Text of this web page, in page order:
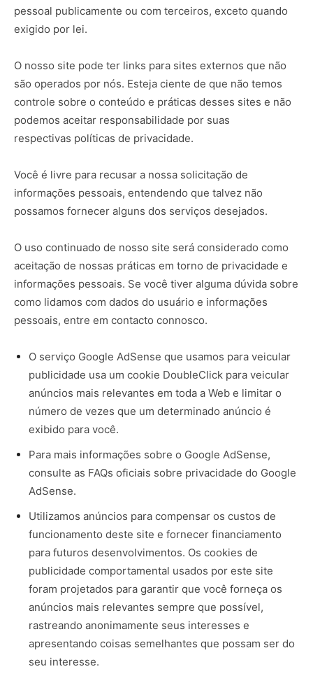
pessoal publicamente ou com terceiros, exceto quando
exigido por lei.
O nosso site pode ter links para sites externos que não
são operados por nós. Esteja ciente de que não temos
controle sobre o conteúdo e práticas desses sites e não
podemos aceitar responsabilidade por suas
respectivas políticas de privacidade.
Você é livre para recusar a nossa solicitação de
informações pessoais, entendendo que talvez não
possamos fornecer alguns dos serviços desejados.
O uso continuado de nosso site será considerado como
aceitação de nossas práticas em torno de privacidade e
informações pessoais. Se você tiver alguma dúvida sobre
como lidamos com dados do usuário e informações
pessoais, entre em contacto connosco.
O serviço Google AdSense que usamos para veicular
publicidade usa um cookie DoubleClick para veicular
anúncios mais relevantes em toda a Web e limitar o
número de vezes que um determinado anúncio é
exibido para você.
Para mais informações sobre o Google AdSense,
consulte as FAQs oficiais sobre privacidade do Google
AdSense.
Utilizamos anúncios para compensar os custos de
funcionamento deste site e fornecer financiamento
para futuros desenvolvimentos. Os cookies de
publicidade comportamental usados ​​por este site
foram projetados para garantir que você forneça os
anúncios mais relevantes sempre que possível,
rastreando anonimamente seus interesses e
apresentando coisas semelhantes que possam ser do
seu interesse.